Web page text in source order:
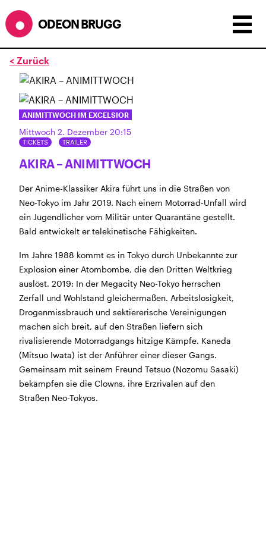
ODEON BRUGG
Anzeigen als:
ÖFFNUNGSZEITEN
während demODEONAirim
Barbetrieb im Geissenschachen ab 18 Uhr bis
Küche ab 18 bis 20.45 Uhr
Filmstart um 21.30 Uhr
Mittwoch geschlossen
SOMMERÖFFNUNGSZEITEN
CINEMA2.7. bis 1.9. geschlossen
BÜHNE2.7. bis 3.9. geschlossen
ZMITTAG2.7. bis 9.8. geschlossen
BAR+BISTRO10.7. bis 1.8. findet ihr unsere Bar ab 18
Uhr im Geissenschachen
ab dem 10.8. sind wir wieder im Haus und freuen uns
auf euch <3
STADTFEST BRUGG
während demStadtfest Brugg
< Zurück
ANIMITTWOCH IM EXCELSIOR
Mittwoch 2. Dezember 20:15
TICKETS TRAILER
AKIRA – ANIMITTWOCH
Der Anime-Klassiker Akira führt uns in die Straßen von
Neo-Tokyo im Jahr 2019. Nach einem Motorrad-Unfall wird
ein Jugendlicher vom Militär unter Quarantäne gestellt.
Bald entwickelt er telekinetische Fähigkeiten.
Im Jahre 1988 kommt es in Tokyo durch Unbekannte zur
Explosion einer Atombombe, die den Dritten Weltkrieg
auslöst. 2019: In der Megacity Neo-Tokyo herrschen
Zerfall und Wohlstand gleichermaßen. Arbeitslosigkeit,
Drogenmissbrauch und sektiererische Vereinigungen
machen sich breit, auf den Straßen liefern sich
rivalisierende Motorradgangs hitzige Kämpfe. Kaneda
(Mitsuo Iwata) ist der Anführer einer dieser Gangs.
Gemeinsam mit seinem Freund Tetsuo (Nozomu Sasaki)
bekämpfen sie die Clowns, ihre Erzrivalen auf den
Straßen Neo-Tokyos.